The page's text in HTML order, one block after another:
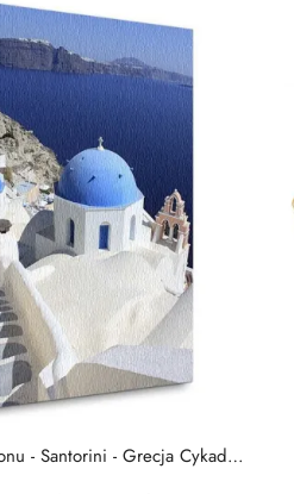
- Santorini - Grecja Cykady